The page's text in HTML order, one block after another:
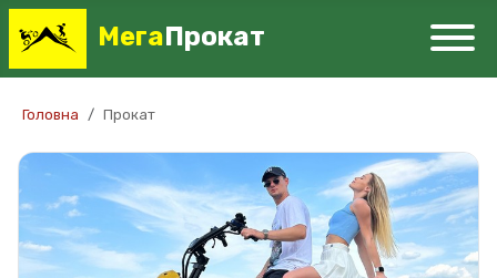
МегаПрокат
Головна Прокат